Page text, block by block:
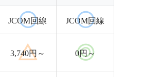
JCOM回線 JCOM回線
3,740円～ 0円～